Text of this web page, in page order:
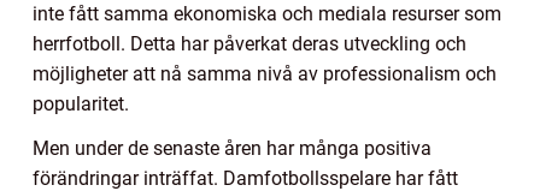
inte fått samma ekonomiska och mediala resurser som
herrfotboll. Detta har påverkat deras utveckling och
möjligheter att nå samma nivå av professionalism och
popularitet.
Men under de senaste åren har många positiva
förändringar inträffat. Damfotbollsspelare har fått